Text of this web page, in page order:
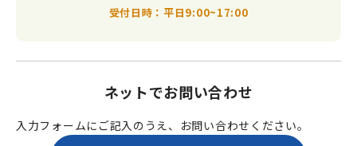
受付日時：平日9:00~17:00
ネットでお問い合わせ
入力フォームにご記入のうえ、お問い合わせください。